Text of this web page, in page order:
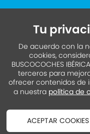
Tu
De acuerdo con la
cookies,
BUSCOCOCHES
terceros para
ofrecer contenidos de
a nuestra política de
ACEPTAR COOKIES